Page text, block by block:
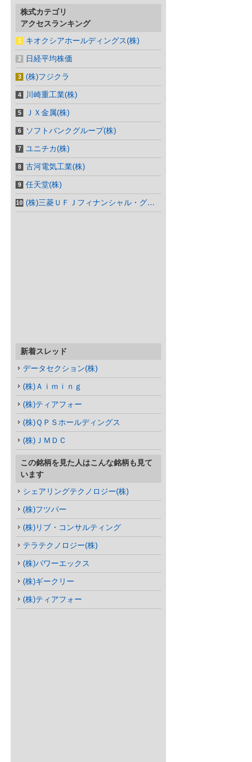
株式カテゴリ
アクセスランキング
キオクシアホールディングス(株)
日経平均株価
(株)フジクラ
川崎重工業(株)
ＪＸ金属(株)
ソフトバンクグループ(株)
ユニチカ(株)
古河電気工業(株)
任天堂(株)
(株)三菱ＵＦＪフィナンシャル・グループ
新着スレッド
データセクション(株)
(株)Ａｉｍｉｎｇ
(株)ティアフォー
(株)ＱＰＳホールディングス
(株)ＪＭＤＣ
この銘柄を見た人はこんな銘柄も見て
います
シェアリングテクノロジー(株)
(株)フツパー
(株)リブ・コンサルティング
テラテクノロジー(株)
(株)パワーエックス
(株)ギークリー
(株)ティアフォー